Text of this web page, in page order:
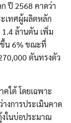
ปี 2568 คาดว่า
เทศผู้ผลิตหลัก
1.4 ล้านตัน เพิ่ม
น 6% ขณะที่
ตันทรงตัว
ใต้ โดยเฉพาะ
งการประเมินคาด
งในบ่อประมาณ